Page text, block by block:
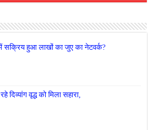
सक्रिय हुआ लाखों का जुए का नेटवर्क?
वृद्ध को मिला सहारा,